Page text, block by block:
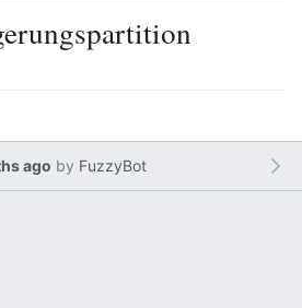
ago by FuzzyBot